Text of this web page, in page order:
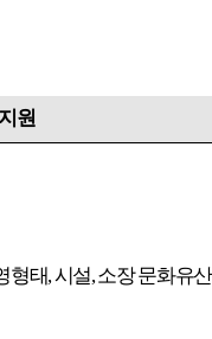
원
형태,시설,소장 문화유